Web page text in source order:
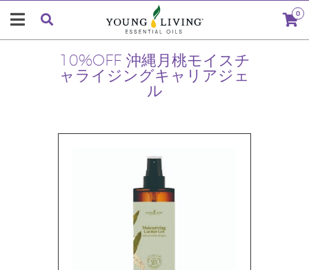
0
10%OFF 沖縄月桃モイスチ
ャライジングキャリアジェ
ル